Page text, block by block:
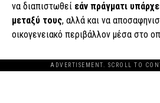
να διαπιστωθεί εάν πράγματι
μεταξύ τους, αλλά και να
οικογενειακό περιβάλλον μέσα στο
ADVERTISEMENT. SCROLL TO